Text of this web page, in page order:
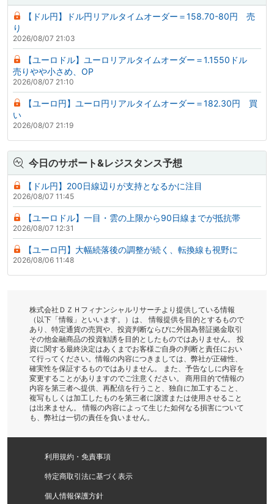
【ドル円】ドル円リアルタイムオーダー＝158.70-80円 売
り
2026/08/07 21:03
【ユーロドル】ユーロリアルタイムオーダー＝1.1550ドル
売りやや小さめ、OP
2026/08/07 21:10
【ユーロ円】ユーロ円リアルタイムオーダー＝182.30円 買
い
2026/08/07 21:19
今日のサポート&レジスタンス予想
【ドル円】200日線辺りが支持となるかに注目
2026/08/07 11:45
【ユーロドル】一目・雲の上限から90日線までが抵抗帯
2026/08/07 12:31
【ユーロ円】大幅続落後の調整が続く、転換線も視野に
2026/08/06 11:48
株式会社ＤＺＨフィナンシャルリサーチより提供している情報
（以下「情報」といいます。）は、 情報提供を目的とするもので
あり、特定通貨の売買や、投資判断ならびに外国為替証拠金取引
その他金融商品の投資勧誘を目的としたものではありません。 投
資に関する最終決定はあくまでお客様ご自身の判断と責任におい
て行ってください。情報の内容につきましては、弊社が正確性、
確実性を保証するものではありません。 また、予告なしに内容を
変更することがありますのでご注意ください。 商用目的で情報の
内容を第三者へ提供、再配信を行うこと、独自に加工すること、
複写もしくは加工したものを第三者に譲渡または使用させること
は出来ません。 情報の内容によって生じた如何なる損害について
も、弊社は一切の責任を負いません。
利用規約・免責事項
特定商取引法に基づく表示
個人情報保護方針